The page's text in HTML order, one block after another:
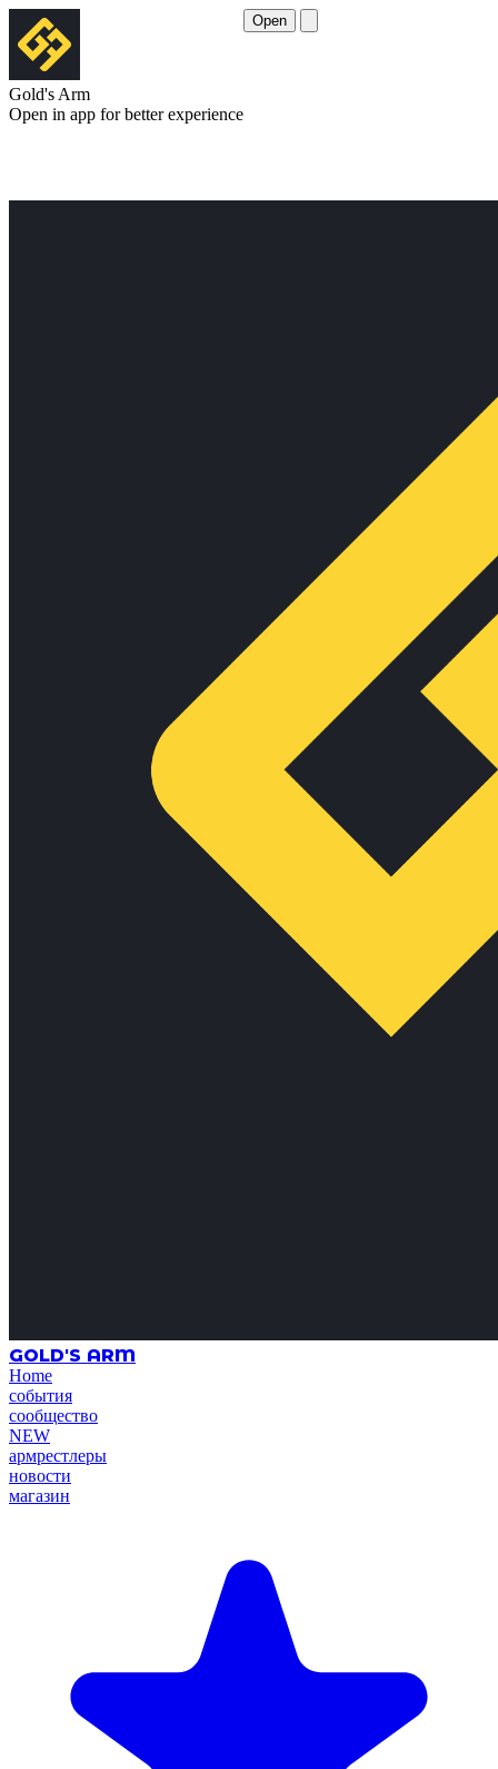
Gold's Arm
Open in app for better experience
Open
GOLD'S ARM
Home
события
сообщество
NEW
армрестлеры
новости
магазин